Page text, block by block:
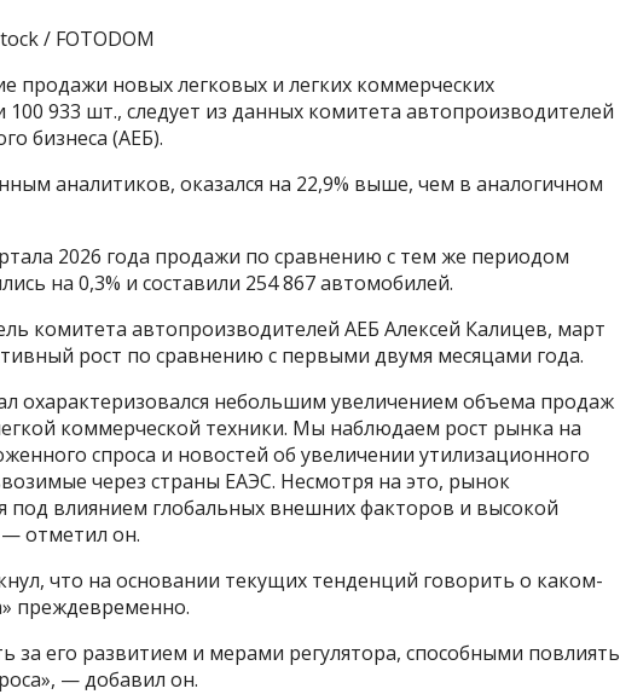
/ FOTODOM
продажи новых легковых и легких коммерческих
100 933 шт., следует из данных комитета автопроизводителей
бизнеса (АЕБ).
аналитиков, оказался на 22,9% выше, чем в аналогичном
2026 года продажи по сравнению с тем же периодом
на 0,3% и составили 254 867 автомобилей.
комитета автопроизводителей АЕБ Алексей Калицев, март
рост по сравнению с первыми двумя месяцами года.
охарактеризовался небольшим увеличением объема продаж
коммерческой техники. Мы наблюдаем рост рынка на
спроса и новостей об увеличении утилизационного
через страны ЕАЭС. Несмотря на это, рынок
под влиянием глобальных внешних факторов и высокой
— отметил он.
что на основании текущих тенденций говорить о каком-
преждевременно.
за его развитием и мерами регулятора, способными повлиять
— добавил он.